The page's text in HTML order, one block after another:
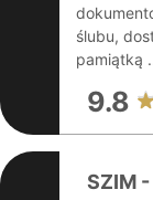
ślubu,
pamiątką
9.8
SZIM